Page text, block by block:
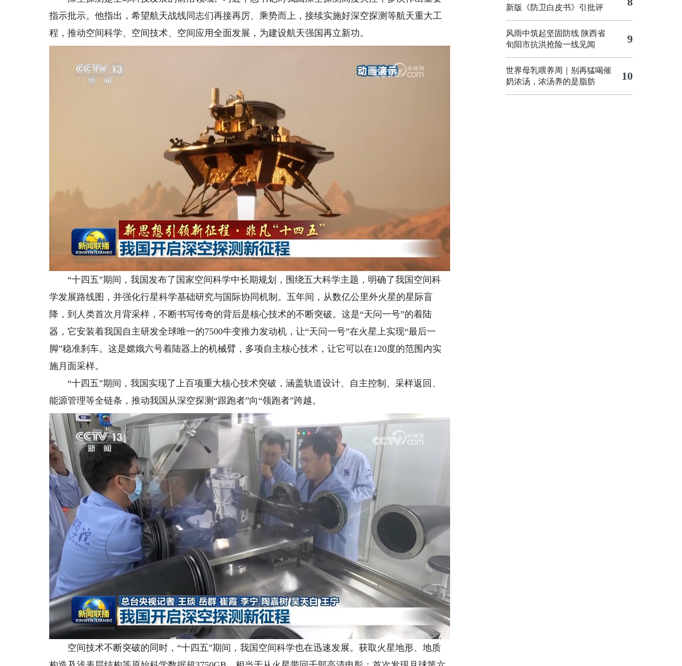
指示批示。他指出，希望航天战线同志们再接再厉、乘势而上，接续实施好深空探测等航天重大工
程，推动空间科学、空间技术、空间应用全面发展，为建设航天强国再立新功。
“十四五”期间，我国发布了国家空间科学中长期规划，围绕五大科学主题，明确了我国空间科
学发展路线图，并强化行星科学基础研究与国际协同机制。五年间，从数亿公里外火星的星际盲
降，到人类首次月背采样，不断书写传奇的背后是核心技术的不断突破。这是“天问一号”的着陆
器，它安装着我国自主研发全球唯一的7500牛变推力发动机，让“天问一号”在火星上实现“最后一
脚”稳准刹车。这是嫦娥六号着陆器上的机械臂，多项自主核心技术，让它可以在120度的范围内实
施月面采样。
“十四五”期间，我国实现了上百项重大核心技术突破，涵盖轨道设计、自主控制、采样返回、
能源管理等全链条，推动我国从深空探测“跟跑者”向“领跑者”跨越。
空间技术不断突破的同时，“十四五”期间，我国空间科学也在迅速发展。获取火星地形、地质
新版《防卫白皮书》引批评
风雨中筑起坚固防线 陕西省
旬阳市抗洪抢险一线见闻
9
世界母乳喂养周｜别再猛喝催
奶浓汤，浓汤养的是脂肪
10